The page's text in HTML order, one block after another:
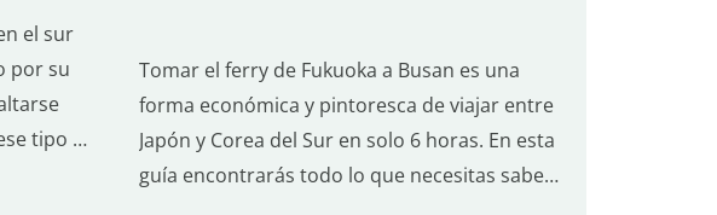
el sur
por su
tipo de
Tomar el ferry de Fukuoka a Busan es una
forma económica y pintoresca de viajar entre
Japón y Corea del Sur en solo 6 horas. En esta
guía encontrarás todo lo que necesitas saber: